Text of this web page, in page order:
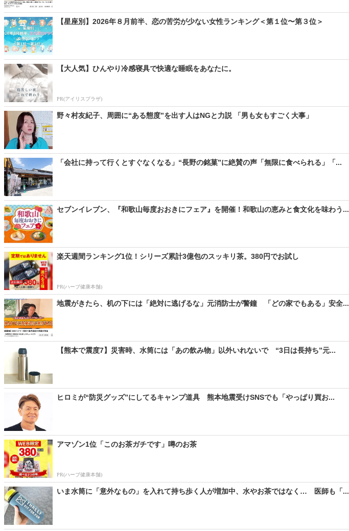
【星座別】2026年８月前半、恋の苦労が少ない女性ランキング＜第１位〜第３位＞
【大人気】ひんやり冷感寝具で快適な睡眠をあなたに。
PR(アイリスプラザ)
野々村友紀子、周囲に“ある態度”を出す人はNGと力説 「男も女もすごく大事」
「会社に持って行くとすぐなくなる」“長野の銘菓”に絶賛の声「無限に食べられる」「...
セブンイレブン、『和歌山毎度おおきにフェア』を開催！和歌山の恵みと食文化を味わう...
楽天週間ランキング1位！シリーズ累計3億包のスッキリ茶。380円でお試し
PR(ハーブ健康本舗)
地震がきたら、机の下には「絶対に逃げるな」元消防士が警鐘 「どの家でもある」安全...
【熊本で震度7】災害時、水筒には「あの飲み物」以外いれないで “3日は長持ち”元...
ヒロミが“防災グッズ”にしてるキャンプ道具 熊本地震受けSNSでも「やっぱり買お...
アマゾン1位「このお茶ガチです」噂のお茶
PR(ハーブ健康本舗)
いま水筒に「意外なもの」を入れて持ち歩く人が増加中、水やお茶ではなく… 医師も「...